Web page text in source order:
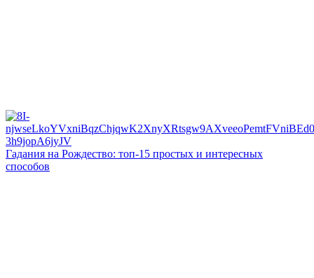
Гадания на Рождество: топ-15 простых и интересных
способов